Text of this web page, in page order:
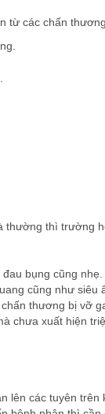
từ các chấn
thường thì trường
bụng cũng
cũng như siêu
thương bị vỡ
chưa xuất hiện
lên các tuyên